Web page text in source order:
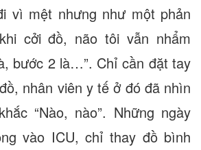
vì mệt nhưng như một phản
cởi đồ, não tôi vẫn nhẩm
bước 2 là…”. Chỉ cần đặt tay
nhân viên y tế ở đó đã nhìn
“Nào, nào”. Những ngày
vào ICU, chỉ thay đồ bình